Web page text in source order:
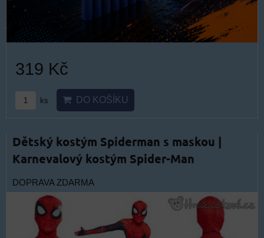
319 Kč
ks DO KOŠÍKU
Dětský kostým Spiderman s maskou |
Karnevalový kostým Spider-Man
DOPRAVA ZDARMA